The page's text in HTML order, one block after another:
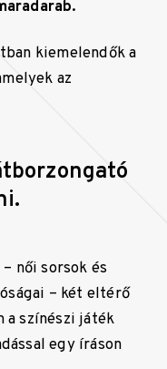
kiemelendők a
az
női sorsok és
– két eltérő
a színészi játék
egy íráson